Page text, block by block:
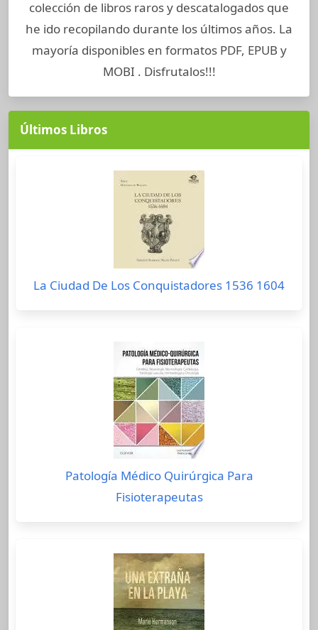
colección de libros raros y descatalogados que
he ido recopilando durante los últimos años. La
mayoría disponibles en formatos PDF, EPUB y
MOBI . Disfrutalos!!!
Últimos Libros
La Ciudad De Los Conquistadores 1536 1604
Patología Médico Quirúrgica Para
Fisioterapeutas